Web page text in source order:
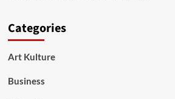
Categories
Art Kulture
Business